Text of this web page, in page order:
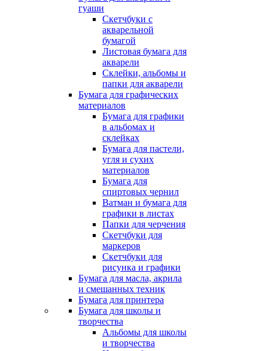
гуаши
Скетчбуки с
акварельной
бумагой
Листовая бумага для
акварели
Склейки, альбомы и
папки для акварели
Бумага для графических
материалов
Бумага для графики
в альбомах и
склейках
Бумага для пастели,
угля и сухих
материалов
Бумага для
спиртовых чернил
Ватман и бумага для
графики в листах
Папки для черчения
Скетчбуки для
маркеров
Скетчбуки для
рисунка и графики
Бумага для масла, акрила
и смешанных техник
Бумага для принтера
Бумага для школы и
творчества
Альбомы для школы
и творчества